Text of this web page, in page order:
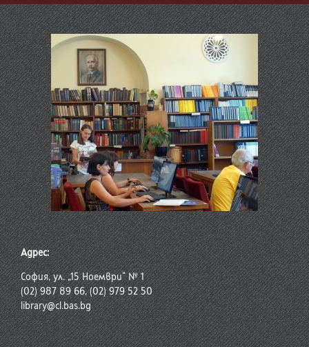
Адрес:
София, ул. „15 Ноември“ № 1
(02) 987 89 66, (02) 979 52 50
library@cl.bas.bg